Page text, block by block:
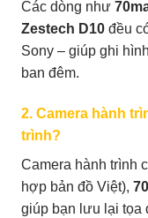
Các dòng như
Zestech D10 đều
Sony – giúp ghi
ban đêm.
2. Camera hành
trình?
Camera hành trình
hợp bản đồ Việt),
giúp bạn lưu lại tọa